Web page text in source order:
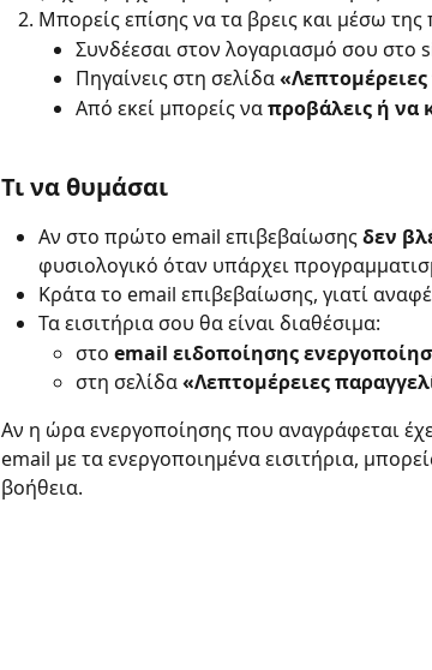
Μπορείς επίσης να τα βρεις και μέσω της
Συνδέεσαι στον λογαριασμό σου στο
Πηγαίνεις στη σελίδα
Από εκεί μπορείς να προβάλεις ή να
Τι να θυμάσαι
Αν στο πρώτο email επιβεβαίωσης δεν
φυσιολογικό όταν υπάρχει
Κράτα το email επιβεβαίωσης, γιατί
Τα εισιτήρια σου θα είναι διαθέσιμα:
στο email ειδοποίησης
στη σελίδα «Λεπτομέρειες
Αν η ώρα ενεργοποίησης που αναγράφεται
email με τα ενεργοποιημένα εισιτήρια,
βοήθεια.